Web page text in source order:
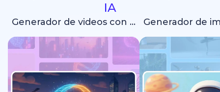
IA
Generador de videos con IA